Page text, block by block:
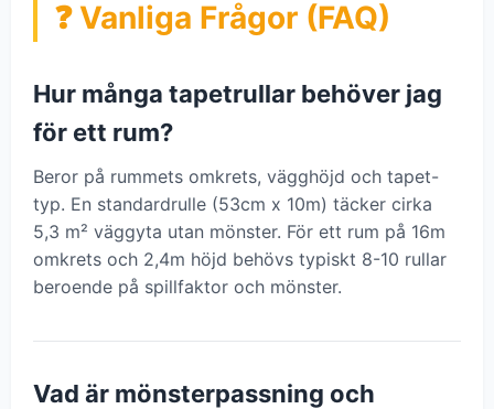
❓ Vanliga Frågor (FAQ)
Hur många tapetrullar behöver jag
för ett rum?
Beror på rummets omkrets, vägghöjd och tapet-
typ. En standardrulle (53cm x 10m) täcker cirka
5,3 m² väggyta utan mönster. För ett rum på 16m
omkrets och 2,4m höjd behövs typiskt 8-10 rullar
beroende på spillfaktor och mönster.
Vad är mönsterpassning och